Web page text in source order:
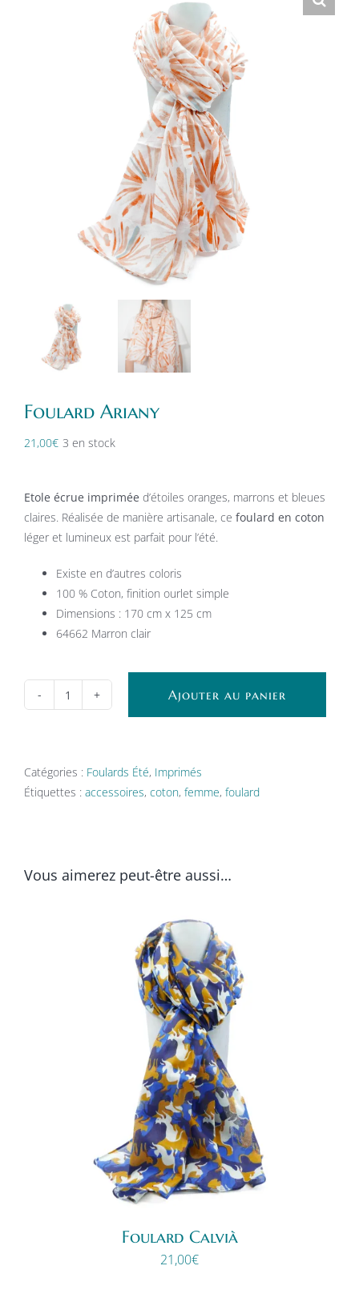
Foulard Ariany
21,00€ 3 en stock
Etole écrue imprimée d’étoiles oranges, marrons et bleues
claires. Réalisée de manière artisanale, ce foulard en coton
léger et lumineux est parfait pour l’été.
Existe en d’autres coloris
100 % Coton, finition ourlet simple
Dimensions : 170 cm x 125 cm
64662 Marron clair
quantité
Ajouter au panier
Catégories : Foulards Été, Imprimés
Étiquettes : accessoires, coton, femme, foulard
Vous aimerez peut-être aussi…
Foulard Calvià
21,00€